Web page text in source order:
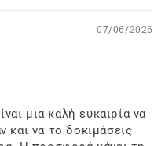
07/06/2026
μια καλή ευκαιρία να
και να το δοκιμάσεις